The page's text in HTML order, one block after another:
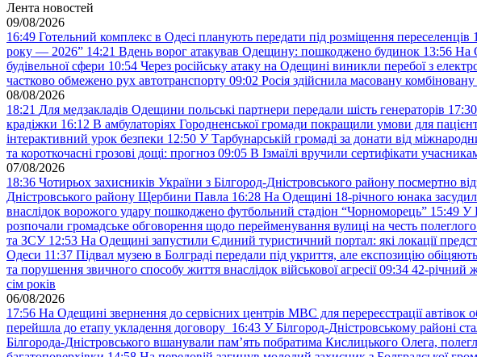
Лента новостей
09/08/2026
16:49 Готельний комплекс в Одесі планують передати під розміщення переселенців
року — 2026” 14:21 Вдень ворог атакував Одещину: пошкоджено будинок 13:56 На
будівельної сфери 10:54 Через російську атаку на Одещині виникли перебої з
частково обмежено рух автотранспорту 09:02 Росія здійснила масовану
08/08/2026
18:21 Для медзакладів Одещини польські партнери передали шість генераторів 17:30
крадіжки 16:12 В амбулаторіях Городненської громади покращили умови для
інтерактивний урок безпеки 12:50 У Тарбунарській громаді за донати від
та короткочасні грозові дощі: прогноз 09:05 В Ізмаїлі вручили сертифікати
07/08/2026
18:36 Чотирьох захисників України з Білгород-Дністровського району посмертно
Дністровського району Щербини Павла 16:28 На Одещині 18-річного юнака
внаслідок ворожого удару пошкоджено футбольний стадіон “Чорноморець” 15:49 У
розпочали громадське обговорення щодо перейменування вулиці на честь
та ЗСУ 12:53 На Одещині запустили Єдиний туристичний портал: які локації
Одеси 11:37 Підвал музею в Болграді передали під укриття, але експозицію
та порушення звичного способу життя внаслідок військової агресії 09:34 42-річний
сім років
06/08/2026
17:56 На Одещині звернення до сервісних центрів МВС для перереєстрації автівок
перейшла до етапу укладення договору 16:43 У Білгород-Дністровському районі
Білгорода-Дністровського вшанували пам’ять побратима Кислицького Олега,